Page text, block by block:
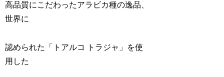
高品質にこだわったアラビカ種の逸品、
世界に
認められた「トアルコ トラジャ」を使
用した